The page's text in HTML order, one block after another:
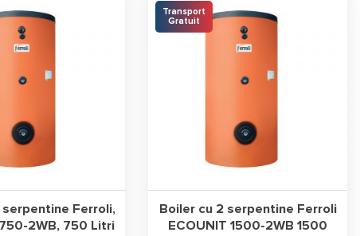
serpentine Ferroli,
2WB, 750 Litri
Transport
Gratuit
Boiler cu 2 serpentine Ferroli
ECOUNIT 1500-2WB 1500